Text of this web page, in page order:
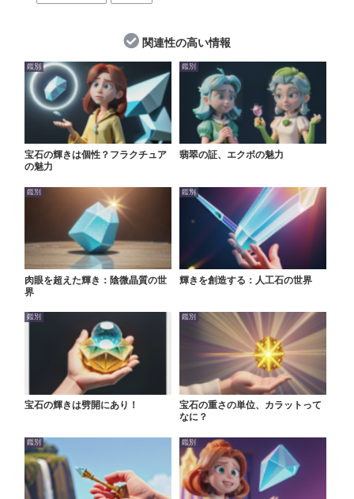
関連性の高い情報
鑑別
宝石の輝きは個性？フラクチュア
の魅力
鑑別
翡翠の証、エクボの魅力
鑑別
肉眼を超えた輝き：陰微晶質の世
界
鑑別
輝きを創造する：人工石の世界
鑑別
宝石の輝きは劈開にあり！
鑑別
宝石の重さの単位、カラットって
なに？
鑑別 鑑別